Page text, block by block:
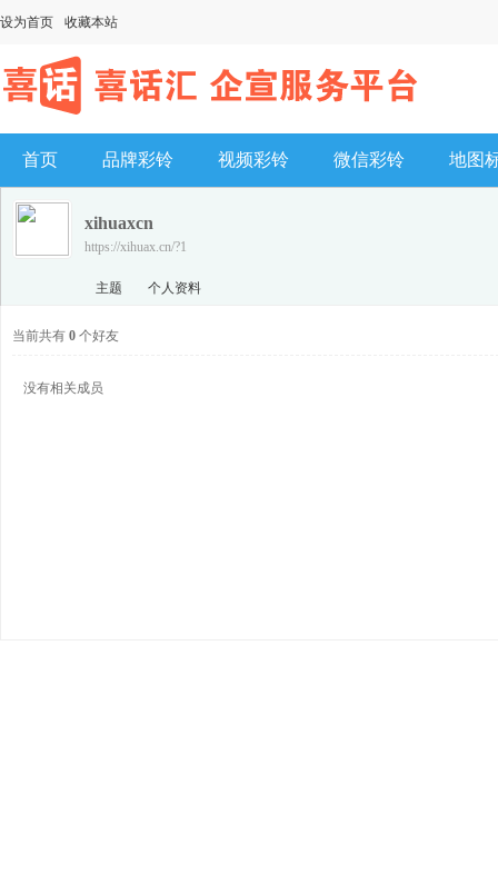
设为首页 收藏本站
首页 品牌彩铃 视频彩铃 微信彩铃 地图
xihuaxcn
https://xihuax.cn/?1
主题 个人资料
当前共有 0 个好友
没有相关成员